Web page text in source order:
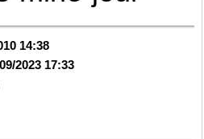
14:38
2023 17:33